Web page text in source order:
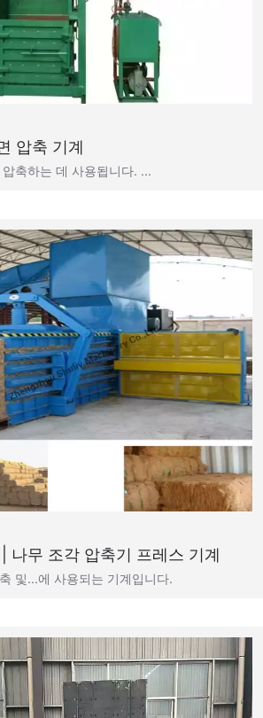
압축 기계
축하는 데 사용됩니다. ...
나무 조각 압축기 프레스 기계
및...에 사용되는 기계입니다.